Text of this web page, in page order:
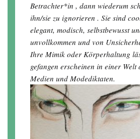
Betrachter*in , dann wiederum
ihn/sie zu ignorieren . Sie sind
elegant, modisch, selbstbewusst
unvollkommen und von
Ihre Mimik oder Körperhaltung
gefangen erscheinen in einer
Medien und Modediktaten.